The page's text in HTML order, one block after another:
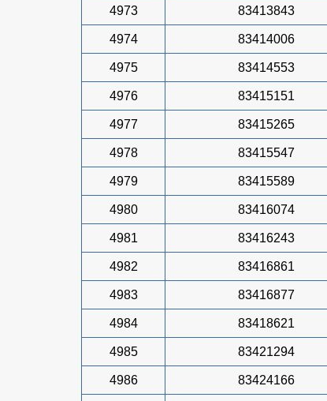
4973 83413843
4974 83414006
4975 83414553
4976 83415151
4977 83415265
4978 83415547
4979 83415589
4980 83416074
4981 83416243
4982 83416861
4983 83416877
4984 83418621
4985 83421294
4986 83424166